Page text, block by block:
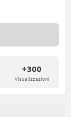
+300
Visualizzazioni